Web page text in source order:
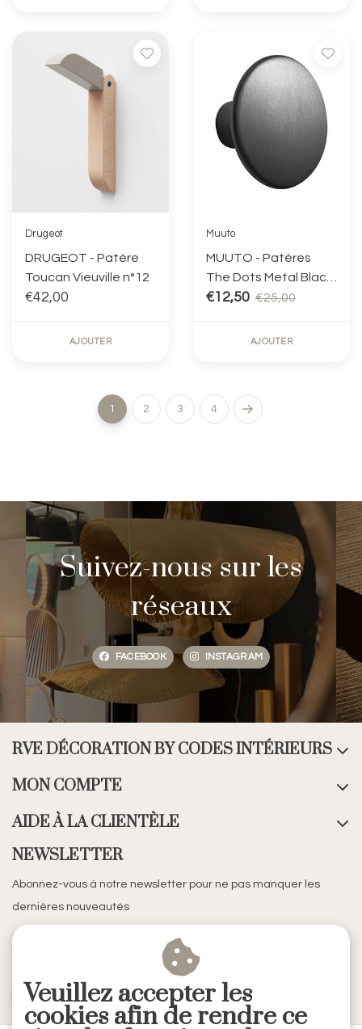
Drugeot
DRUGEOT - Patère
Toucan Vieuville n°12
€42,00
AJOUTER
Muuto
MUUTO - Patères
The Dots Metal Black
Large
€12,50 €25,00
AJOUTER
1 2 3 4
Suivez-nous sur les
réseaux
FACEBOOK INSTAGRAM
RVE DÉCORATION BY CODES INTÉRIEURS
MON COMPTE
AIDE À LA CLIENTÈLE
NEWSLETTER
Abonnez-vous à notre newsletter pour ne pas manquer les
dernières nouveautés
S'ABONNER
Veuillez accepter les
cookies afin de rendre ce